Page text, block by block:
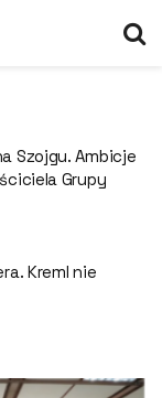
Szojgu. Ambicje
Grupy
Kreml nie